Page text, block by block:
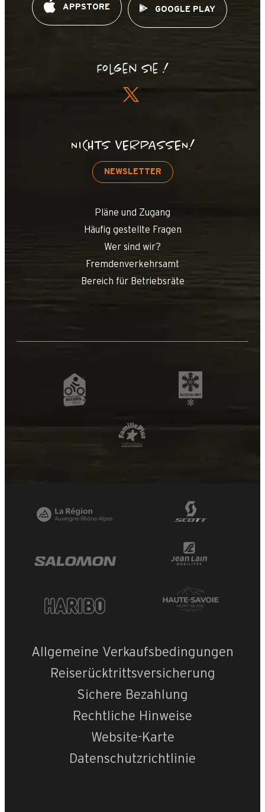
APPSTORE GOOGLE PLAY
Folgen Sie !
NICHTS VERPASSEN!
NEWSLETTER
Pläne und Zugang
Häufig gestellte Fragen
Wer sind wir?
Fremdenverkehrsamt
Bereich für Betriebsräte
Allgemeine Verkaufsbedingungen
Reiserücktrittsversicherung
Sichere Bezahlung
Rechtliche Hinweise
Website-Karte
Datenschutzrichtlinie